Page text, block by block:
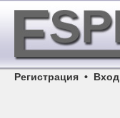
Регистрация • Вход